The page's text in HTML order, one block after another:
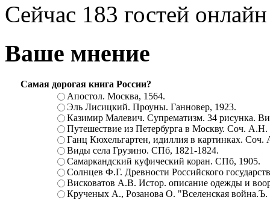
Сейчас 183 гостей онлайн
Ваше мнение
Самая дорогая книга России?
Апостол. Москва, 1564.
Эль Лисицкий. Проуны. Ганновер, 1923.
Казимир Малевич. Супрематизм. 34 рисунка.
Путешествие из Петербурга в Москву. Соч.
Ганц Кюхельгартен, идиллия в картинках.
Виды села Грузино. СПб, 1821-1824.
Самаркандский куфический коран. СПб, 1905.
Солнцев Ф.Г. Древности Российского
Висковатов А.В. Истор. описание одежды и
Крученых А., Розанова О. "Вселенская